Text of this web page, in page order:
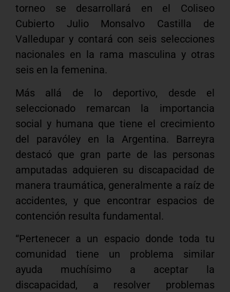
torneo se desarrollará en el Coliseo
Cubierto Julio Monsalvo Castilla de
Valledupar y contará con seis selecciones
nacionales en la rama masculina y otras
seis en la femenina.
Más allá de lo deportivo, desde el
seleccionado remarcan la importancia
social y humana que tiene el crecimiento
del paravóley en la Argentina. Barreyra
destacó que gran parte de las personas
amputadas adquieren su discapacidad de
manera traumática, generalmente a raíz de
accidentes, y que encontrar espacios de
contención resulta fundamental.
“Pertenecer a un espacio donde toda tu
comunidad tiene un problema similar
ayuda muchísimo a aceptar la
discapacidad, a resolver problemas